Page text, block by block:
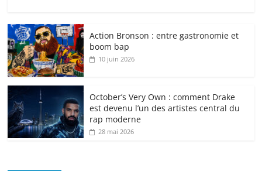
Action Bronson : entre gastronomie et
boom bap
10 juin 2026
October’s Very Own : comment Drake
est devenu l’un des artistes central du
rap moderne
28 mai 2026